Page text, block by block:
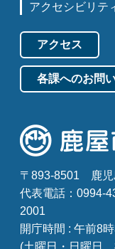
アクセシビリテ
アクセス
各課へのお問
〒893-8501
鹿
代表電話：0994-
2001
開庁時間 : 午前8
(土曜日・日曜日